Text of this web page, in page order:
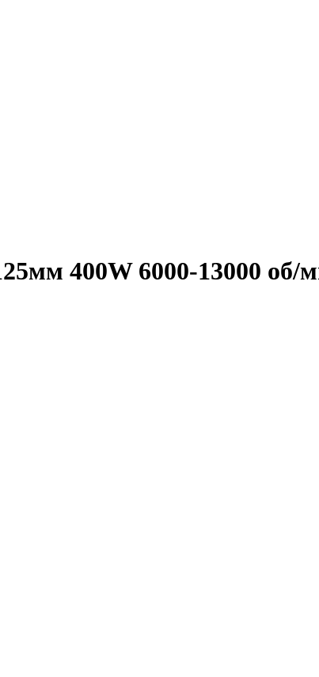
400W 6000-13000 об/